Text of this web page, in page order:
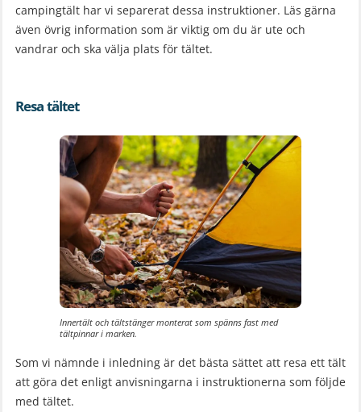
campingtält har vi separerat dessa instruktioner. Läs gärna
även övrig information som är viktig om du är ute och
vandrar och ska välja plats för tältet.
Resa tältet
Innertält och tältstänger monterat som spänns fast med
tältpinnar i marken.
Som vi nämnde i inledning är det bästa sättet att resa ett tält
att göra det enligt anvisningarna i instruktionerna som följde
med tältet.